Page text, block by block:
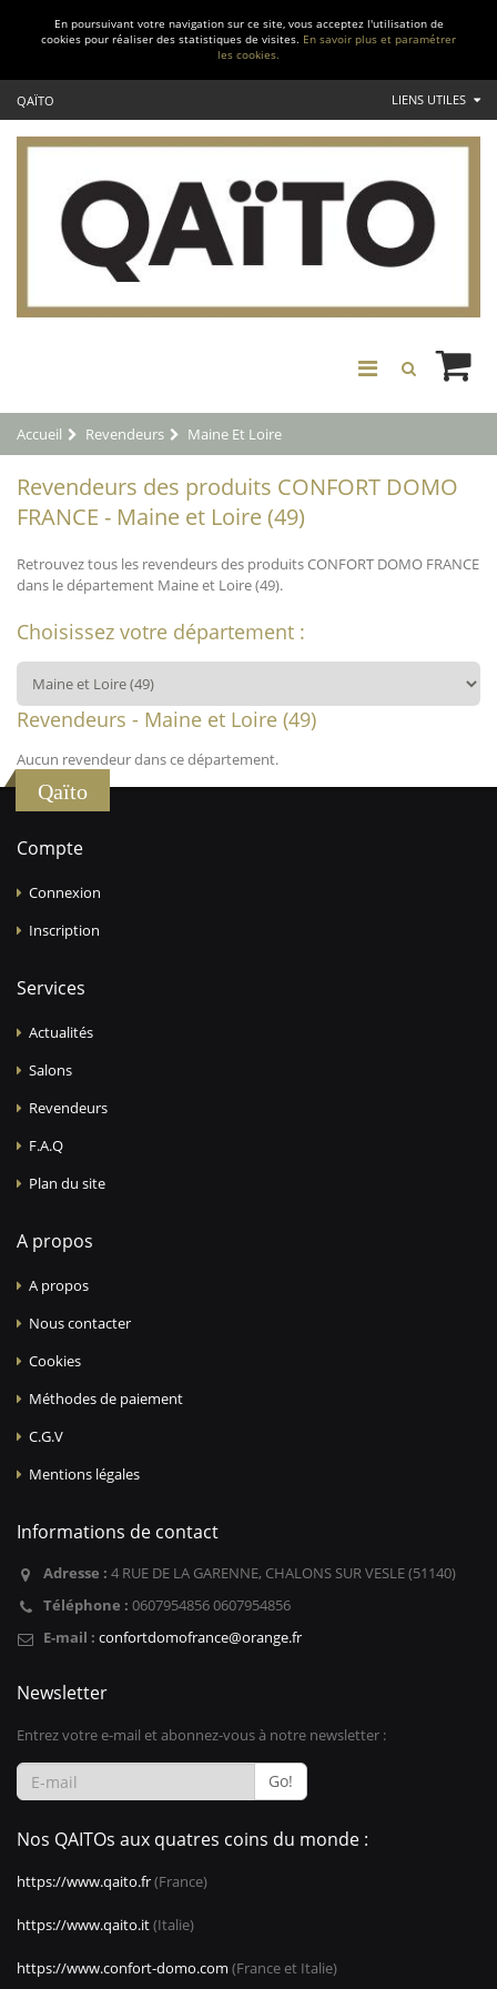
En poursuivant votre navigation sur ce site, vous acceptez l'utilisation de
cookies pour réaliser des statistiques de visites. En savoir plus et paramétrer
les cookies.
QAÏTO LIENS UTILES
Accueil Revendeurs Maine Et Loire
Revendeurs des produits CONFORT DOMO
FRANCE - Maine et Loire (49)
Retrouvez tous les revendeurs des produits CONFORT DOMO FRANCE
dans le département Maine et Loire (49).
Choisissez votre département :
Revendeurs - Maine et Loire (49)
Aucun revendeur dans ce département.
Qaïto
Compte
Connexion
Inscription
Services
Actualités
Salons
Revendeurs
F.A.Q
Plan du site
A propos
A propos
Nous contacter
Cookies
Méthodes de paiement
C.G.V
Mentions légales
Informations de contact
Adresse : 4 RUE DE LA GARENNE, CHALONS SUR VESLE (51140)
Téléphone : 0607954856 0607954856
E-mail : confortdomofrance@orange.fr
Newsletter
Entrez votre e-mail et abonnez-vous à notre newsletter :
Go!
Nos QAITOs aux quatres coins du monde :
https://www.qaito.fr(France)
https://www.qaito.it(Italie)
https://www.confort-domo.com (France et Italie)